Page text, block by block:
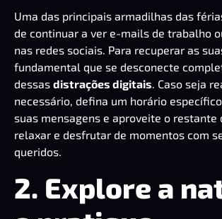
Uma das principais armadilhas das
de continuar a ver e-mails de trabalho
nas redes sociais. Para recuperar as
fundamental que se desconecte
dessas distrações digitais . Caso seja
necessário, defina um horário
suas mensagens e aproveite o restante
relaxar e desfrutar de momentos com
queridos.
2. Explore a